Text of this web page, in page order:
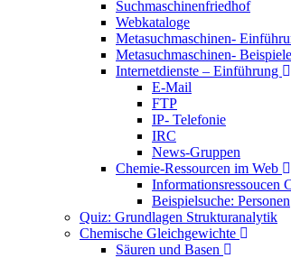
Suchmaschinenfriedhof
Webkataloge
Metasuchmaschinen-
Metasuchmaschinen- Beispiele
Internetdienste – Einführung
E-Mail
FTP
IP- Telefonie
IRC
News-Gruppen
Chemie-Ressourcen im Web
Informationsressoucen
Beispielsuche: Personen
Quiz: Grundlagen Strukturanalytik
Chemische Gleichgewichte
Säuren und Basen